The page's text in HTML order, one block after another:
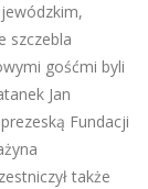
szczebla
gośćmi byli
Jan
Fundacji
także